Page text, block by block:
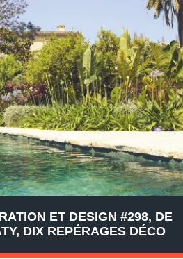
ET DESIGN #298, DE
DIX REPÉRAGES DÉCO